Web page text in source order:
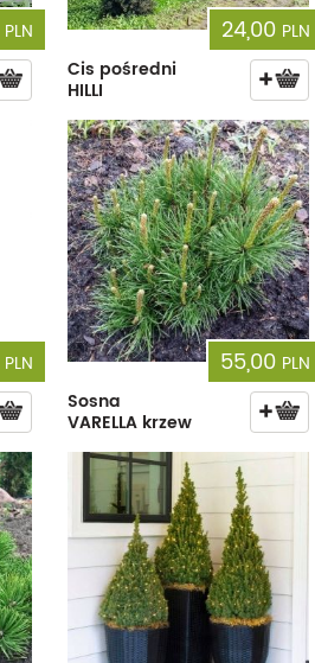
PLN
24,00 PLN
Cis pośredni
HILLI
PLN
55,00 PLN
Sosna
VARELLA krzew